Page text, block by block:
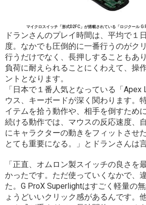
マイクロスイッチ「形式 D2FC」が搭載されている「ロジクール
ドランさんのプレイ時間は、平均で１
度。なかでも圧倒的に一番行うのがク
行うだけでなく、長押しすることもあ
負荷に耐えられることにくわえて、操
ントとなります。
「日本で１番人気となっている「
ウス、キーボードが深く関わります。
イテムを拾う動作や、相手を倒すため
続ける動作では、マウスの反応速度、
にキャラクターの動きをフィットさせ
とても重要になる。」とドランさんは言
「正直、オムロン製スイッチの良さを
かったです。ただ使っていくなかで、
た。G ProX Superlightはすごく軽量の
ょうどいいクリック感があるんです。